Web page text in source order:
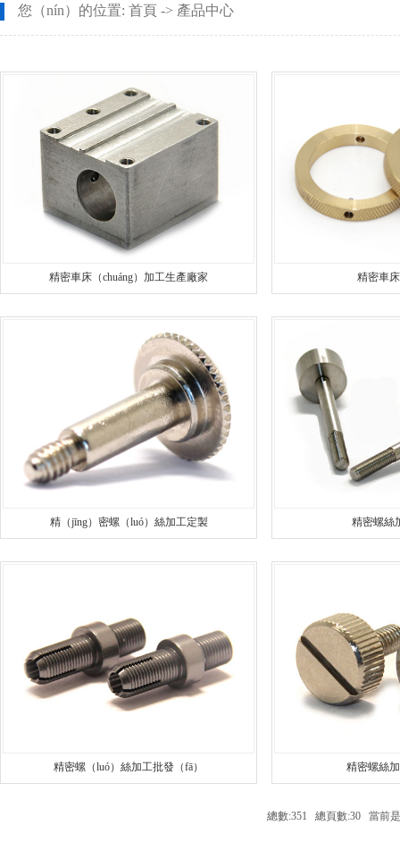
CNC長軸加工
安全（quán）設備配件（jiàn）CNC加工
不鏽鋼（gāng）件CNC加工
銅件CNC加工
螺母車床
螺柱車床
銅（tóng）件
銷軸車床
您（nín）的位置: 首頁 -> 產品中心
精密車床（chuáng）加工生產廠家 精密車
精（jīng）密螺（luó）絲加工定製 精密螺絲
精密螺（luó）絲加工批發（fā） 精密螺絲
總數:351 總頁數:30 當前